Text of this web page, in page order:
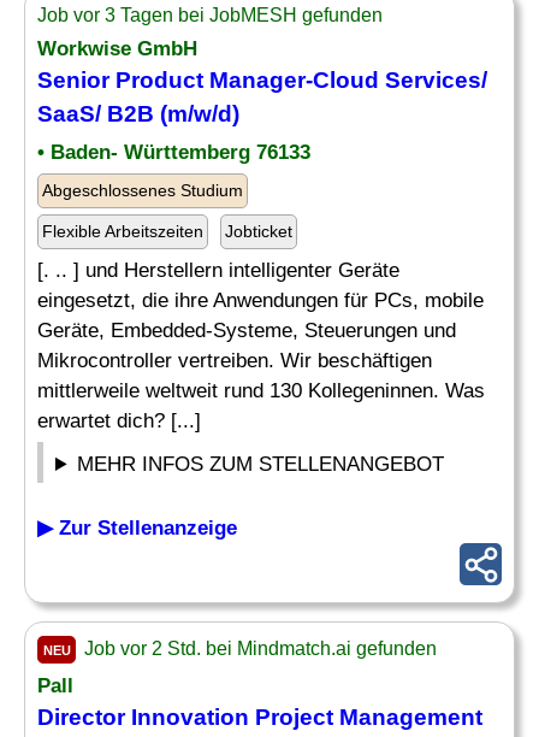
Job vor 3 Tagen bei JobMESH gefunden
Workwise GmbH
Senior Product Manager-Cloud Services/
SaaS/ B2B (m/w/d)
• Baden- Württemberg 76133
Abgeschlossenes Studium
Flexible Arbeitszeiten Jobticket
[. .. ] und Herstellern intelligenter Geräte
eingesetzt, die ihre Anwendungen für PCs, mobile
Geräte, Embedded-Systeme, Steuerungen und
Mikrocontroller vertreiben. Wir beschäftigen
mittlerweile weltweit rund 130 Kollegeninnen. Was
erwartet dich? [...]
MEHR INFOS ZUM STELLENANGEBOT
▶ Zur Stellenanzeige
NEU Job vor 2 Std. bei Mindmatch.ai gefunden
Pall
DirectorInnovation Project Management